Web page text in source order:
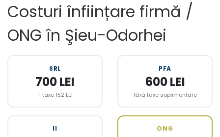
Costuri înființare firmă /
ONG în Şieu-Odorhei
SRL
700 LEI
+ taxe 152 LEI
PFA
600 LEI
fără taxe suplimentare
II ONG